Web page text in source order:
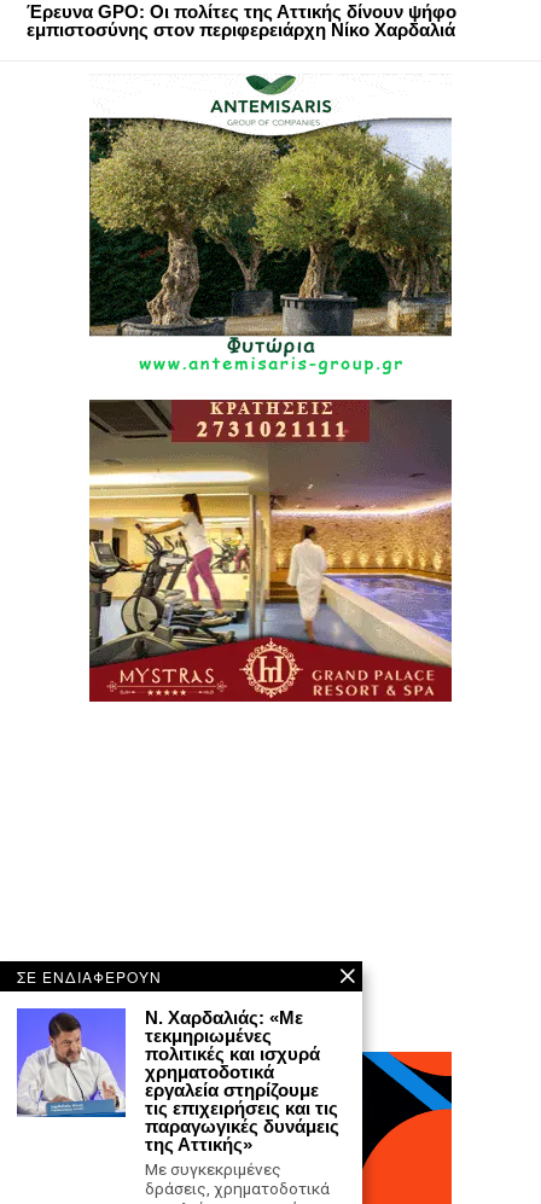
Έρευνα GPO: Οι πολίτες της Αττικής δίνουν ψήφο
εμπιστοσύνης στον περιφερειάρχη Νίκο Χαρδαλιά
ΣΕ ΕΝΔΙΑΦΕΡΟΥΝ
N. Χαρδαλιάς: «Με
τεκμηριωμένες
πολιτικές και ισχυρά
χρηματοδοτικά
εργαλεία στηρίζουμε
τις επιχειρήσεις και τις
παραγωγικές δυνάμεις
της Αττικής»
Με συγκεκριμένες
δράσεις, χρηματοδοτικά